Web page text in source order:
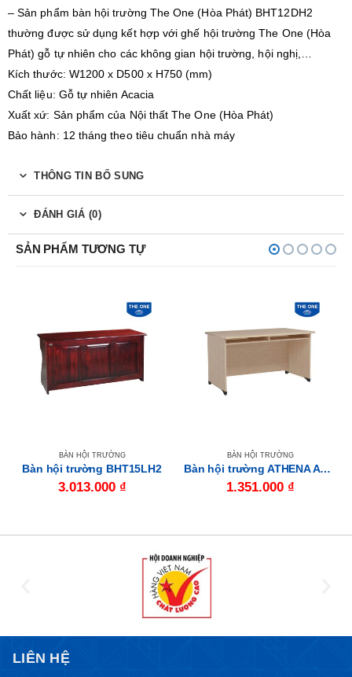
– Sản phẩm bàn hội trường The One (Hòa Phát) BHT12DH2
thường được sử dụng kết hợp với ghế hội trường The One (Hòa
Phát) gỗ tự nhiên cho các không gian hội trường, hội nghị,…
Kích thước: W1200 x D500 x H750 (mm)
Chất liệu: Gỗ tự nhiên Acacia
Xuất xứ: Sản phẩm của Nội thất The One (Hòa Phát)
Bảo hành: 12 tháng theo tiêu chuẩn nhà máy
THÔNG TIN BỔ SUNG
ĐÁNH GIÁ (0)
SẢN PHẨM TƯƠNG TỰ
BÀN HỘI TRƯỜNG
Bàn hội trường BHT15LH2
3.013.000 ₫
BÀN HỘI TRƯỜNG
Bàn hội trường ATHENA AT1550D
1.351.000 ₫
LIÊN HỆ